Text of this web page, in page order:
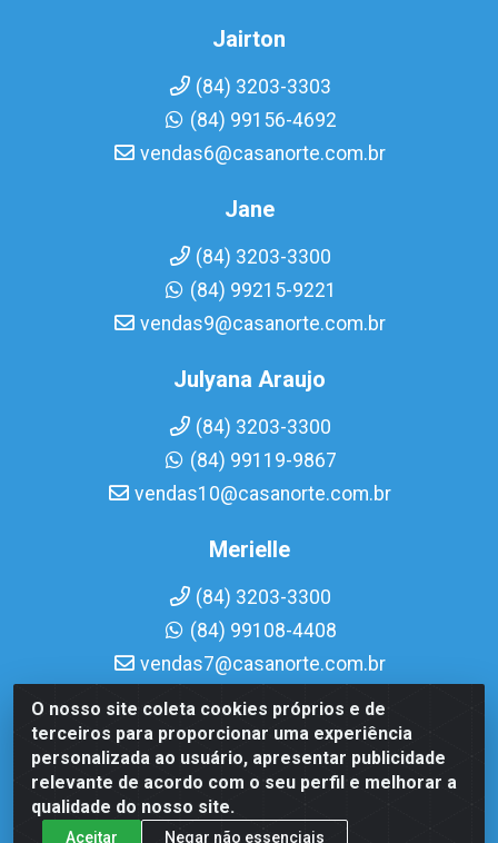
O nosso site coleta cookies próprios e de
terceiros para proporcionar uma experiência
personalizada ao usuário, apresentar publicidade
relevante de acordo com o seu perfil e melhorar a
qualidade do nosso site.
Aceitar Negar não essenciais
Jairton
(84) 3203-3303
(84) 99156-4692
vendas6@casanorte.com.br
Jane
(84) 3203-3300
(84) 99215-9221
vendas9@casanorte.com.br
Julyana Araujo
(84) 3203-3300
(84) 99119-9867
vendas10@casanorte.com.br
Merielle
(84) 3203-3300
(84) 99108-4408
vendas7@casanorte.com.br
Casa Norte LTDA - Av. Interventor Mário Câmara, 1815 -
Dix-Sept Rosado, Natal/RN - CEP 59054-600 - CNPJ
08.713.513/0001-51